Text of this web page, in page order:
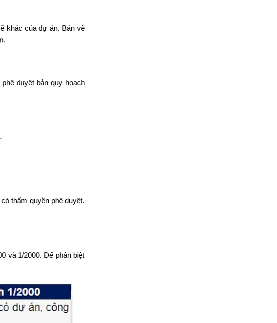
khác của dự án. Bản vẽ
duyệt bản quy hoạch
thẩm quyền phê duyệt.
và 1/2000. Để phân biệt